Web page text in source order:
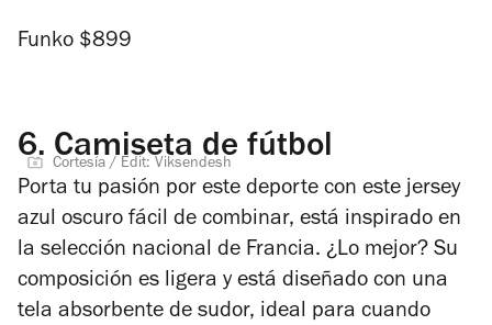
Funko $899
6. Camiseta de fútbol
Cortesía / Edit: Viksendesh
Porta tu pasión por este deporte con este jersey
azul oscuro fácil de combinar, está inspirado en
la selección nacional de Francia. ¿Lo mejor? Su
composición es ligera y está diseñado con una
tela absorbente de sudor, ideal para cuando